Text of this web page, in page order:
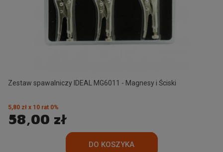
Zestaw spawalniczy IDEAL MG6011 - Magnesy i Ściski
58,00 zł
5,80 zł x 10 rat 0%